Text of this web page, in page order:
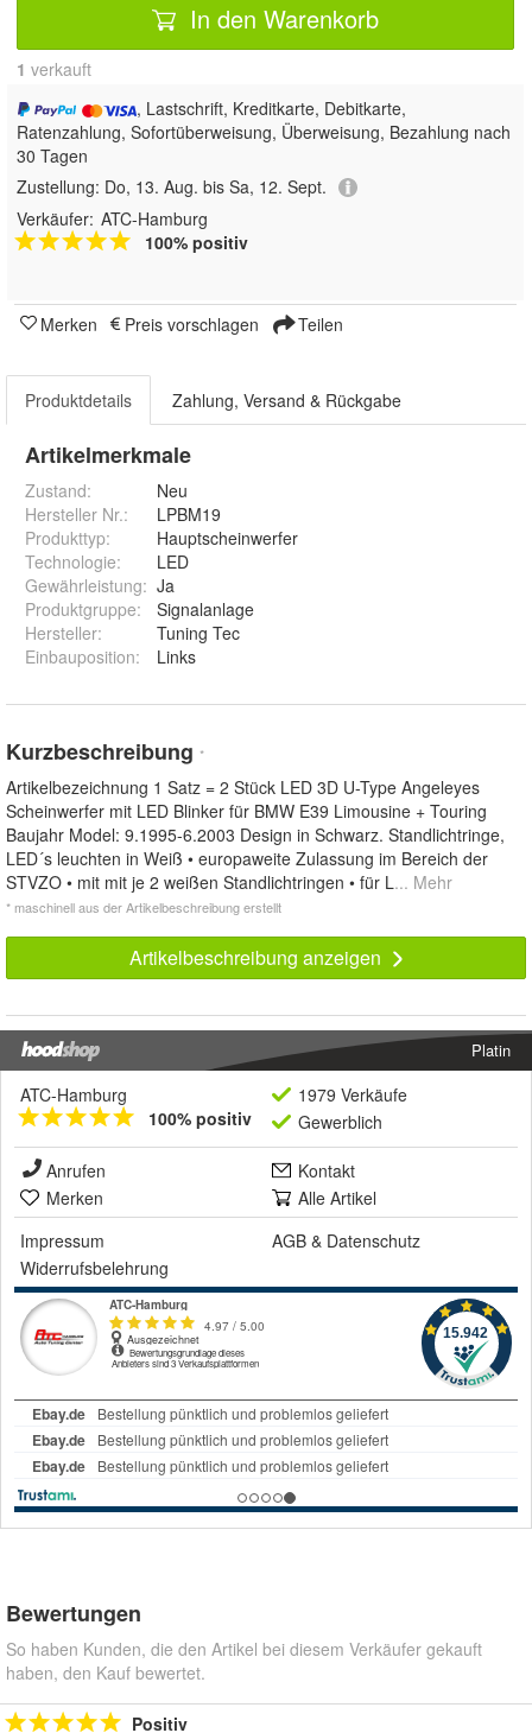
In den Warenkorb
1 verkauft
, Lastschrift, Kreditkarte, Debitkarte,
Ratenzahlung, Sofortüberweisung, Überweisung, Bezahlung nach
30 Tagen
Zustellung: Do, 13. Aug. bis Sa, 12. Sept.
Verkäufer: ATC-Hamburg
100% positiv
Merken Preis vorschlagen Teilen
Produktdetails Zahlung, Versand & Rückgabe
Artikelmerkmale
Zustand:
Neu
Hersteller Nr.:
LPBM19
Produkttyp:
Hauptscheinwerfer
Technologie:
LED
Gewährleistung: Ja
Produktgruppe:
Signalanlage
Hersteller:
Tuning Tec
Einbauposition: Links
Kurzbeschreibung *
Artikelbezeichnung 1 Satz = 2 Stück LED 3D U-Type Angeleyes
Scheinwerfer mit LED Blinker für BMW E39 Limousine + Touring
Baujahr Model: 9.1995-6.2003 Design in Schwarz. Standlichtringe,
LED´s leuchten in Weiß • europaweite Zulassung im Bereich der
STVZO • mit mit je 2 weißen Standlichtringen • für L... Mehr
* maschinell aus der Artikelbeschreibung erstellt
Artikelbeschreibung anzeigen
Platin
ATC-Hamburg
100% positiv
1979 Verkäufe
Gewerblich
Anrufen
Kontakt
Merken
Alle Artikel
Impressum
AGB & Datenschutz
Widerrufsbelehrung
Bewertungen
So haben Kunden, die den Artikel bei diesem Verkäufer gekauft
haben, den Kauf bewertet.
Positiv